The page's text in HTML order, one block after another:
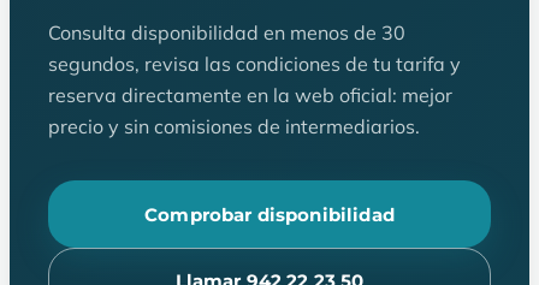
Consulta disponibilidad en menos de 30
segundos, revisa las condiciones de tu tarifa y
reserva directamente en la web oficial: mejor
precio y sin comisiones de intermediarios.
Comprobar disponibilidad